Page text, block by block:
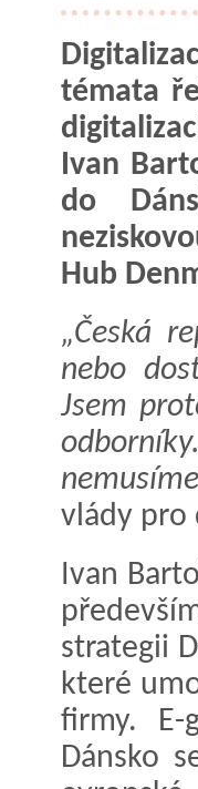
témata
Ivan
do
Hub
„Česká
nebo
Jsem
vlády pro
Ivan
strategii
které
firmy. E-
Dánsko